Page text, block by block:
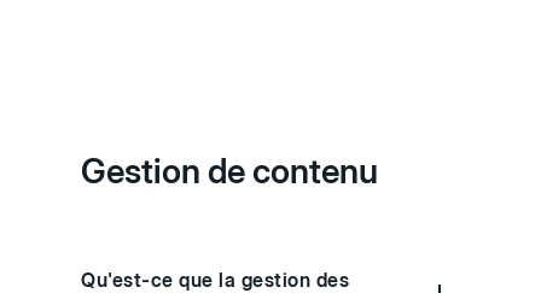
Gestion de contenu
Qu'est-ce que la gestion des